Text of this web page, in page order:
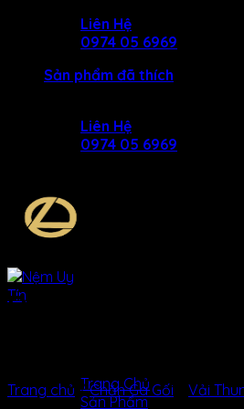
Liên Hệ
0974 05 6969
Sản phẩm đã thích
Liên Hệ
0974 05 6969
Trang Chủ
Sản Phẩm
DRAP THUN HÀN
Trang chủ / Chăn Ga Gối Vải